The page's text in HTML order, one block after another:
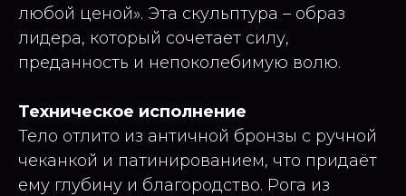
любой ценой». Эта скульптура – образ
лидера, который сочетает силу,
преданность и непоколебимую волю.
Техническое исполнение
Тело отлито из античной бронзы с ручной
чеканкой и патинированием, что придаёт
ему глубину и благородство. Рога из